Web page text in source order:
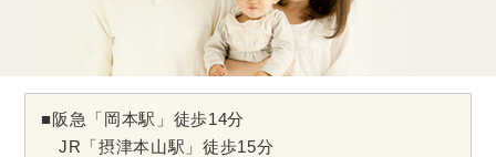
■阪急「岡本駅」徒歩14分
JR「摂津本山駅」徒歩15分